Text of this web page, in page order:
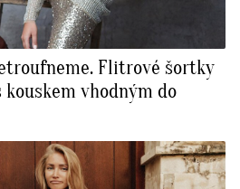
⁠Flitrové šortky
vhodným do